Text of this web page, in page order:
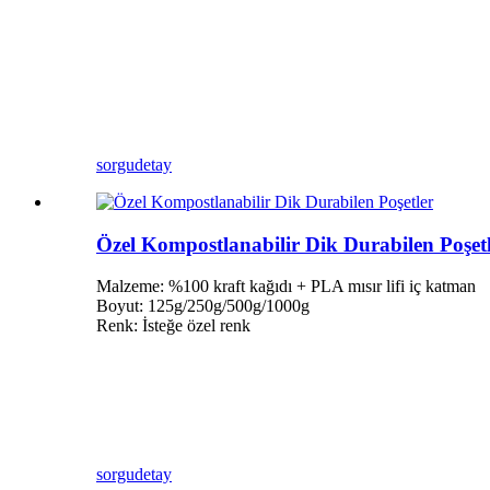
sorgudetay
Özel Kompostlanabilir Dik Durabilen
Malzeme: %100 kraft kağıdı + PLA mısır lifi iç katman
Boyut: 125g/250g/500g/1000g
Renk: İsteğe özel renk
sorgudetay